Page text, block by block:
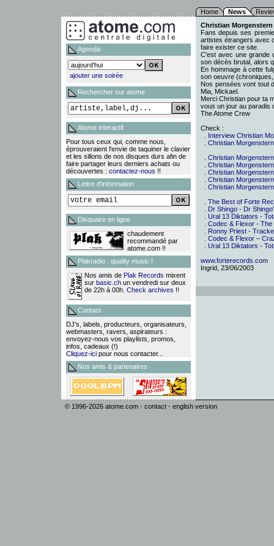
Home News
Agenda
ajouter une soirée
Rechercher sur atome
Atome interactif
Pour tous ceux qui, comme nous,
éprouveraient l'envie de taquiner le clavier
et les sillons de nos disques durs afin de
faire partager leurs derniers achats ou
découvertes : contactez-nous !!
Lettre d'information
Disquaire en ligne
chaudement
recommandé par
atome.com !!
Plakradio : quality music !
Nos amis de Plak Records mixent
sur basic.ch un vendredi sur deux
de 22h à 00h. Check archives !!
Contact
DJ's, labels, producteurs, organisateurs,
webmasters, ravers, aspirateurs :
envoyez-nous vos playlists, promos,
infos, cadeaux (!)
Cliquez-ici pour nous contacter...
Nos amis & partenaires
Christian Morgenstern
Fans depuis ses
artistes étrangers avec
faire exister ce site.
C'est avec une grande
son décès brutal, alors
En hommage à cette
son oeuvre
Nos pensées vont tout
Mia, Mickael.
Merci Christian pour ta
vous un jour au paradis
The Atome Crew
Check :
Interview Christian
Christian
Christian
Christian
Christian
Christian
Christian
The Best of Forte
Dr Shingo - Dr
Ural 13 Diktators -
Codec & Flexor -
Ronny Priest -
Codec & Flexor –
Ural 13 Diktators -
www.forterecords.com
Ingrid, 23/06/2003
© 1996-2026 atome.com - contact - english version